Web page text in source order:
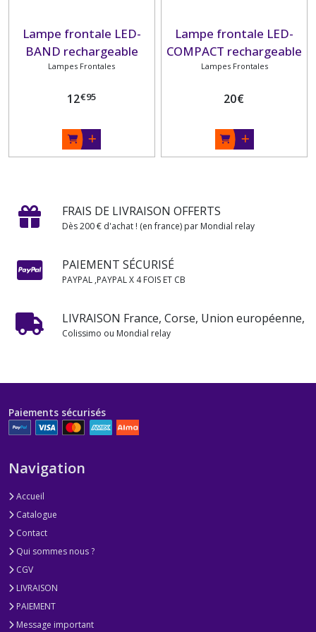
Lampe frontale LED-
BAND rechargeable
PLASTIMO
Lampes Frontales
12€95
Lampe frontale LED-
COMPACT rechargeable
PLASTIMO
Lampes Frontales
20€
FRAIS DE LIVRAISON OFFERTS
Dès 200 € d'achat ! (en france) par Mondial relay
PAIEMENT SÉCURISÉ
PAYPAL ,PAYPAL X 4 FOIS ET CB
LIVRAISON France, Corse, Union européenne,
Colissimo ou Mondial relay
Paiements sécurisés
Navigation
Accueil
Catalogue
Contact
Qui sommes nous ?
CGV
LIVRAISON
PAIEMENT
Message important